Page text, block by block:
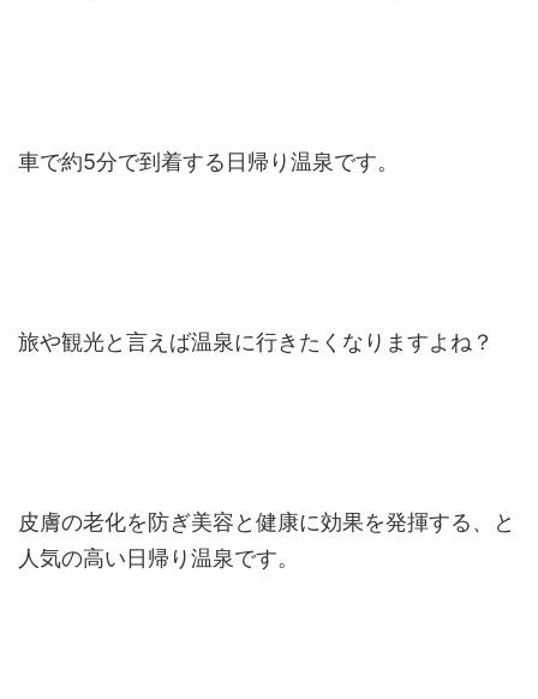
車で約5分で到着する日帰り温泉です。
旅や観光と言えば温泉に行きたくなりますよね？
皮膚の老化を防ぎ美容と健康に効果を発揮する、と
人気の高い日帰り温泉です。